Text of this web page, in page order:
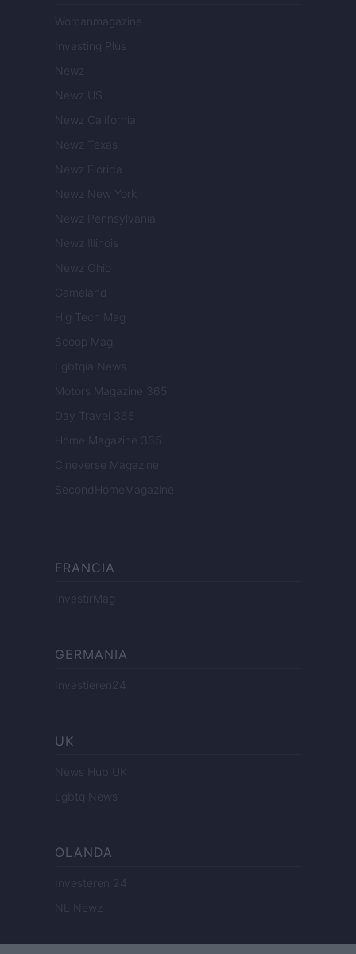
Womanmagazine
Investing Plus
Newz
Newz US
Newz California
Newz Texas
Newz Florida
Newz New York
Newz Pennsylvania
Newz Illinois
Newz Ohio
Gameland
Hig Tech Mag
Scoop Mag
Lgbtqia News
Motors Magazine 365
Day Travel 365
Home Magazine 365
Cineverse Magazine
SecondHomeMagazine
FRANCIA
InvestirMag
GERMANIA
Investieren24
UK
News Hub UK
Lgbtq News
OLANDA
Investeren 24
NL Newz